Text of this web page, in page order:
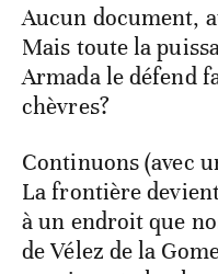
Aucun document,
Mais toute la
Armada le défend
chèvres?
Continuons (avec
La frontière
à un endroit que
de Vélez de la